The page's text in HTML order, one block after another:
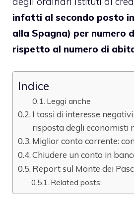
infatti al secondo posto
alla Spagna) per numero
rispetto al numero di
Indice
Leggi anche
I tassi di interesse
risposta degli economisti
Miglior conto corrente:
Chiudere un conto in
Report sul Monte dei
Related posts: